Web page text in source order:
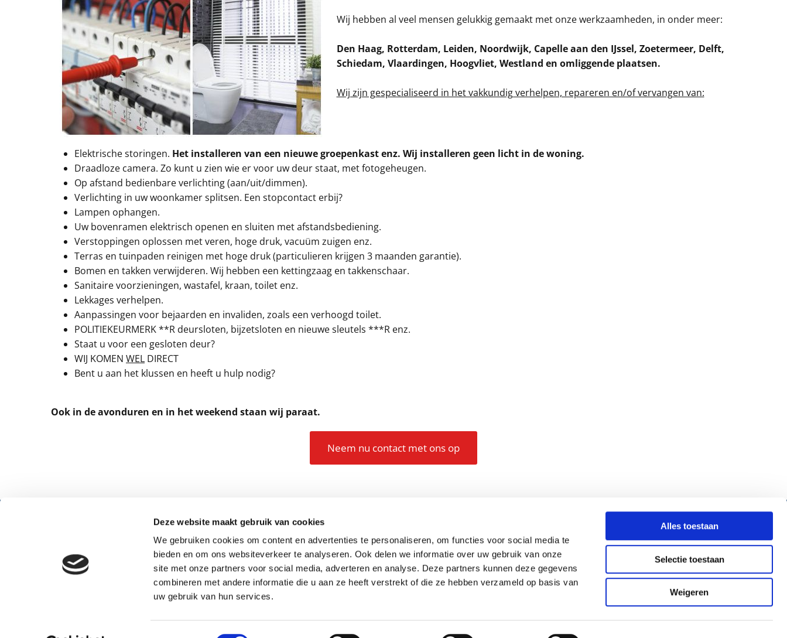
Deze website maakt gebruik van cookies
We gebruiken cookies om content en advertenties te personaliseren, om functies voor social media te
bieden en om ons websiteverkeer te analyseren. Ook delen we informatie over uw gebruik van onze
site met onze partners voor social media, adverteren en analyse. Deze partners kunnen deze gegevens
combineren met andere informatie die u aan ze heeft verstrekt of die ze hebben verzameld op basis van
uw gebruik van hun services.
Toestemmingsselectie
Alles toestaan
Selectie toestaan
Weigeren
Wij hebben al veel mensen gelukkig gemaakt met onze werkzaamheden, in onder meer:
Den Haag, Rotterdam, Leiden, Noordwijk, Capelle aan den IJssel, Zoetermeer, Delft,
Schiedam, Vlaardingen, Hoogvliet, Westland en omliggende plaatsen.
Wij zijn gespecialiseerd in het vakkundig verhelpen, repareren en/of vervangen van:
Elektrische storingen. Het installeren van een nieuwe groepenkast enz. Wij installeren geen licht in de woning.
Draadloze camera. Zo kunt u zien wie er voor uw deur staat, met fotogeheugen.
Op afstand bedienbare verlichting (aan/uit/dimmen).
Verlichting in uw woonkamer splitsen. Een stopcontact erbij?
Lampen ophangen.
Uw bovenramen elektrisch openen en sluiten met afstandsbediening.
Verstoppingen oplossen met veren, hoge druk, vacuüm zuigen enz.
Terras en tuinpaden reinigen met hoge druk (particulieren krijgen 3 maanden garantie).
Bomen en takken verwijderen. Wij hebben een kettingzaag en takkenschaar.
Sanitaire voorzieningen, wastafel, kraan, toilet enz.
Lekkages verhelpen.
Aanpassingen voor bejaarden en invaliden, zoals een verhoogd toilet.
POLITIEKEURMERK **R deursloten, bijzetsloten en nieuwe sleutels ***R enz.
Staat u voor een gesloten deur?
WIJ KOMEN WEL DIRECT
Bent u aan het klussen en heeft u hulp nodig?
Ook in de avonduren en in het weekend staan wij paraat.
Neem nu contact met ons op
pmkschl@gmail.com
KvK: 27218927
Bereikbaar:
Dagelijks, ook in het weekend.
Van 10:00 uur tot 20:00 uur zijn wij beschikbaar.
Bij ons kunt u contant betalen of pinnen. Ter plekke wordt het afgesproken
bedrag betaald. Geen contant geld in huis? Bij Kling geen probleem.
U kunt bij onze monteurs altijd pinnen.
Kling.nl is van 10:00 uur tot 20:00 uur beschikbaar.